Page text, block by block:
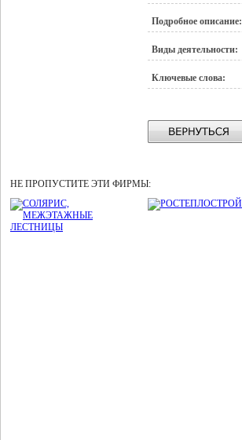
Подробное описание:
Виды деятельности:
Ключевые слова:
НЕ ПРОПУСТИТЕ ЭТИ ФИРМЫ: